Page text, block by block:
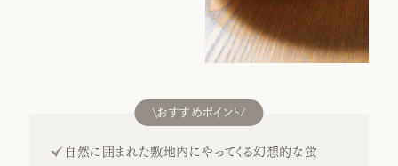
おすすめポイント
自然に囲まれた敷地内にやってくる幻想的な蛍